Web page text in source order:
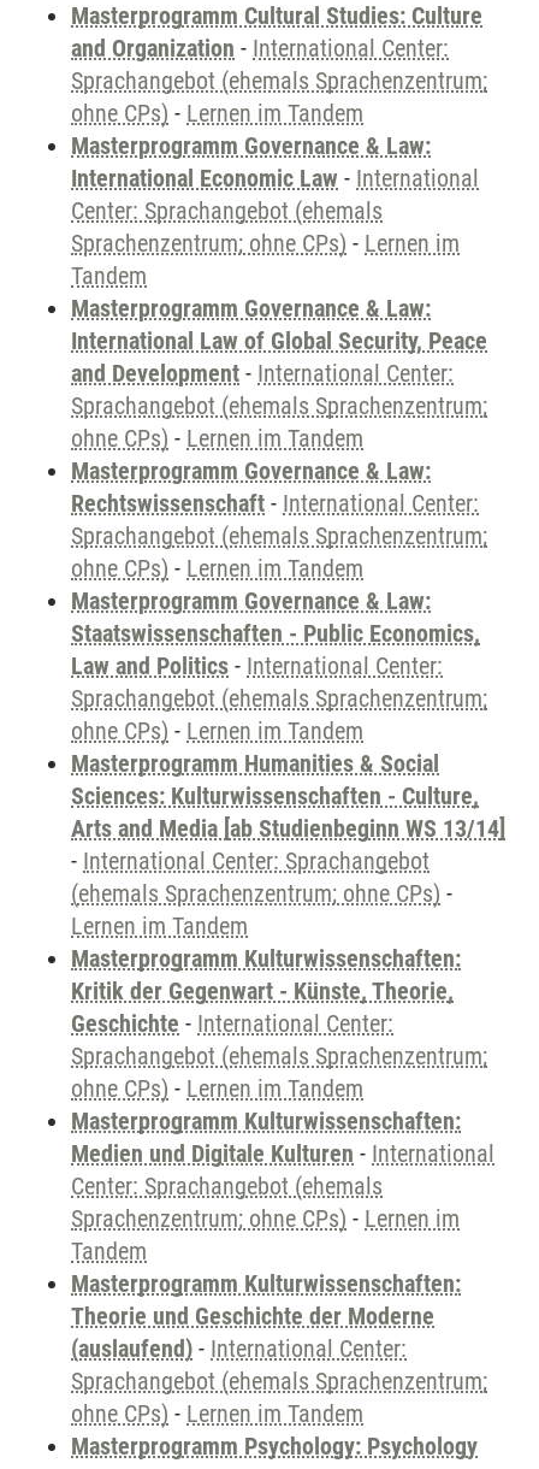
Masterprogramm Cultural Studies: Culture
and Organization - International Center:
Sprachangebot (ehemals Sprachenzentrum;
ohne CPs) - Lernen im Tandem
Masterprogramm Governance & Law:
International Economic Law - International
Center: Sprachangebot (ehemals
Sprachenzentrum; ohne CPs) - Lernen im
Tandem
Masterprogramm Governance & Law:
International Law of Global Security, Peace
and Development - International Center:
Sprachangebot (ehemals Sprachenzentrum;
ohne CPs) - Lernen im Tandem
Masterprogramm Governance & Law:
Rechtswissenschaft - International Center:
Sprachangebot (ehemals Sprachenzentrum;
ohne CPs) - Lernen im Tandem
Masterprogramm Governance & Law:
Staatswissenschaften - Public Economics,
Law and Politics - International Center:
Sprachangebot (ehemals Sprachenzentrum;
ohne CPs) - Lernen im Tandem
Masterprogramm Humanities & Social
Sciences: Kulturwissenschaften - Culture,
Arts and Media [ab Studienbeginn WS 13/14]
- International Center: Sprachangebot
(ehemals Sprachenzentrum; ohne CPs) -
Lernen im Tandem
Masterprogramm Kulturwissenschaften:
Kritik der Gegenwart - Künste, Theorie,
Geschichte - International Center:
Sprachangebot (ehemals Sprachenzentrum;
ohne CPs) - Lernen im Tandem
Masterprogramm Kulturwissenschaften:
Medien und Digitale Kulturen - International
Center: Sprachangebot (ehemals
Sprachenzentrum; ohne CPs) - Lernen im
Tandem
Masterprogramm Kulturwissenschaften:
Theorie und Geschichte der Moderne
(auslaufend) - International Center:
Sprachangebot (ehemals Sprachenzentrum;
ohne CPs) - Lernen im Tandem
Masterprogramm Psychology: Psychology